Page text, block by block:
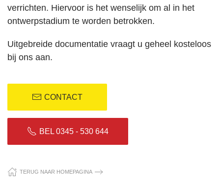
verrichten. Hiervoor is het wenselijk om al in het
ontwerpstadium te worden betrokken.
Uitgebreide documentatie vraagt u geheel kosteloos
bij ons aan.
CONTACT
BEL 0345 - 530 644
TERUG NAAR HOMEPAGINA